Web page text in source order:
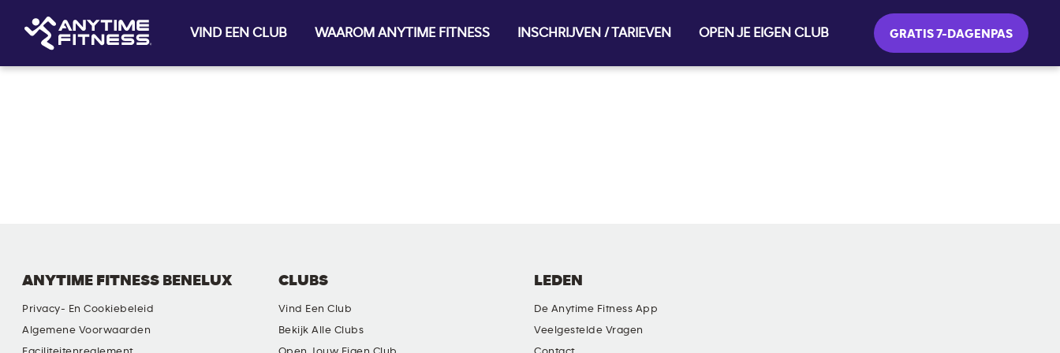
VIND EEN CLUB WAAROM ANYTIME FITNESS INSCHRIJVEN / TARIEVEN OPEN JE EIGEN CLUB GRATIS 7-DAGENPAS
ANYTIME FITNESS BENELUX
Privacy- En Cookiebeleid
Algemene Voorwaarden
CLUBS
Vind Een Club
Bekijk Alle Clubs
LEDEN
De Anytime Fitness App
Veelgestelde Vragen